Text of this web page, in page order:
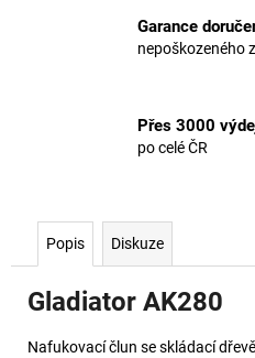
Garance
nepoškozeného
Přes 3000
po celé ČR
Popis Diskuze
Gladiator AK280
Nafukovací člun se skládací